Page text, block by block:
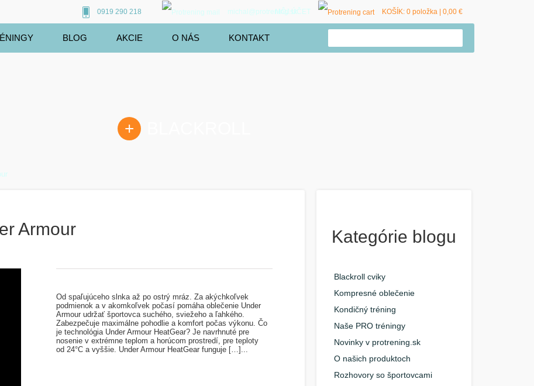
0919 290 218 michal@protrening.sk
MÔJ ÚČET KOŠÍK: 0 položka | 0,00 €
BLOG AKCIE O NÁS KONTAKT
Armour
Od spaľujúceho slnka až po ostrý mráz. Za akýchkoľvek
podmienok a v akomkoľvek počasí pomáha oblečenie Under
Armour udržať športovca suchého, sviežeho a ľahkého.
Zabezpečuje maximálne pohodlie a komfort počas výkonu. Čo
je technológia Under Armour HeatGear? Je navrhnuté pre
nosenie v extrémne teplom a horúcom prostredí, pre teploty
od 24°C a vyššie. Under Armour HeatGear funguje […]...
Kategórie blogu
Blackroll cviky
Kompresné oblečenie
Kondičný tréning
Naše PRO tréningy
Novinky v protrening.sk
O našich produktoch
Rozhovory so športovcami